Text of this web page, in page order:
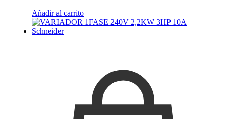
Añadir al carrito